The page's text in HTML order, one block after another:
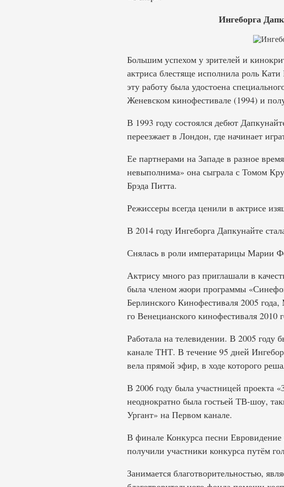
Ингеборга
Большим успехом у зрителей и
актриса блестяще исполнила роль
эту работу была удостоена
Женевском кинофестивале (1994) и
В 1993 году состоялся дебют
переезжает в Лондон, где начинает
Ее партнерами на Западе в разное
невыполнима» она сыграла с Томом
Брэда Питта.
Режиссеры всегда ценили в актрисе
В 2014 году Ингеборга Дапкунайте
Снялась в роли императарицы Марии
Актрису много раз приглашали в
была членом жюри программы
Берлинского Кинофестиваля 2005
го Венецианского кинофестиваля 2010
Работала на телевидении. В 2005 году
канале ТНТ. В течение 95 дней
вела прямой эфир, в ходе которого
В 2006 году была участницей проекта
неоднократно была гостьей ТВ-шоу,
Ургант» на Первом канале.
В финале Конкурса песни
получили участники конкурса путём
Занимается благотворительностью,